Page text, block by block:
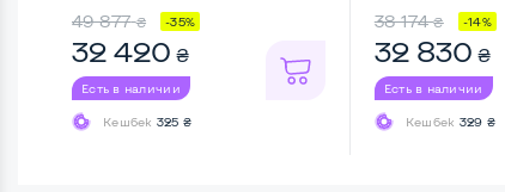
...
49 877 ₴ -35%
32 420 ₴
Есть в наличии
Кешбек 325 ₴
38 174 ₴ -14%
32 830 ₴
Есть в наличии
Кешбек 329 ₴